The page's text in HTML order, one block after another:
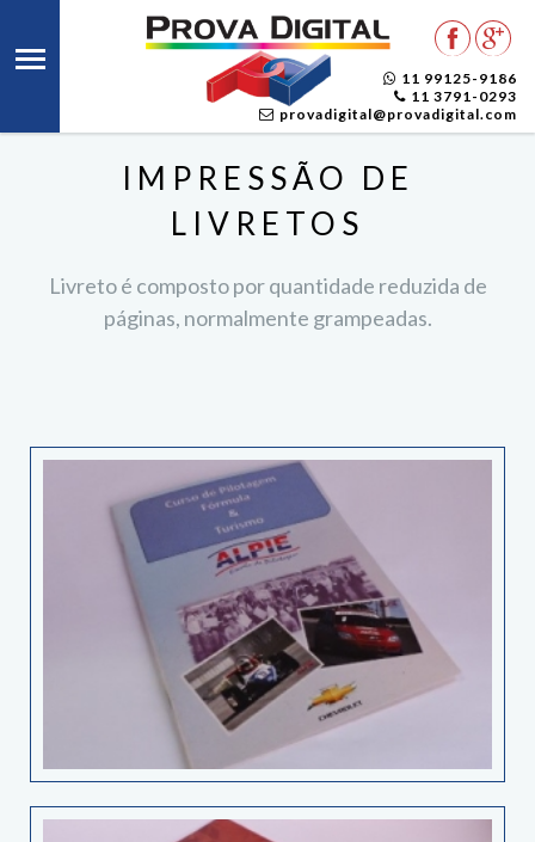
11 99125-9186
11 3791-0293
provadigital@provadigital.com
IMPRESSÃO DE
LIVRETOS
Livreto é composto por quantidade reduzida de
páginas, normalmente grampeadas.